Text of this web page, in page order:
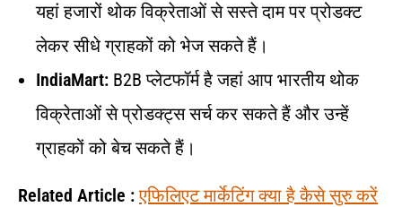
यहां हजारों थोक विक्रेताओं से सस्ते दाम पर प्रोडक्ट
लेकर सीधे ग्राहकों को भेज सकते हैं।
IndiaMart: B2B प्लेटफॉर्म है जहां आप भारतीय थोक
विक्रेताओं से प्रोडक्ट्स सर्च कर सकते हैं और उन्हें
ग्राहकों को बेच सकते हैं।
Related Article :एफिलिएट मार्केटिंग क्या है कैसे सुरु करें